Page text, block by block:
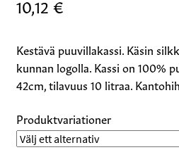
10,12 €
Kestävä puuvillakassi. Käsin
kunnan logolla. Kassi on 100%
42cm, tilavuus 10 litraa.
Produktvariationer